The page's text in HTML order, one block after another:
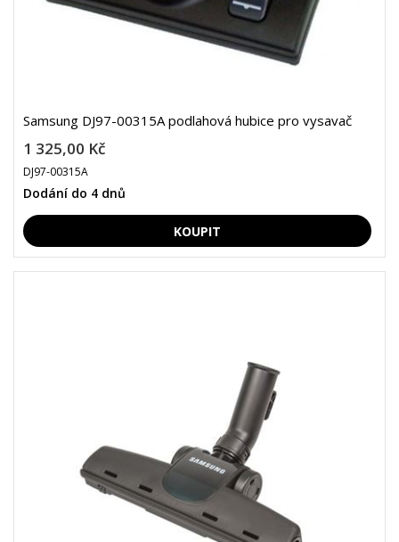
Samsung DJ97-00315A podlahová hubice pro vysavač
1 325,00 Kč
DJ97-00315A
Dodání do 4 dnů